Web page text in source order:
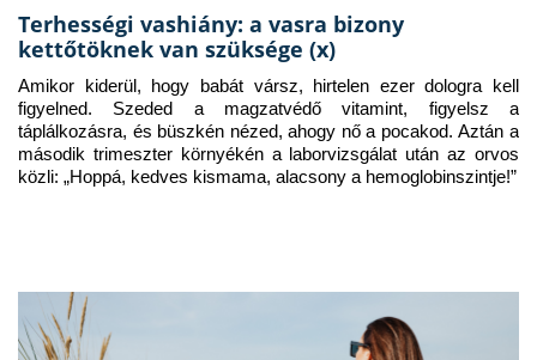
Terhességi vashiány: a vasra bizony
kettőtöknek van szüksége (x)
Amikor kiderül, hogy babát vársz, hirtelen ezer dologra kell
figyelned. Szeded a magzatvédő vitamint, figyelsz a
táplálkozásra, és büszkén nézed, ahogy nő a pocakod. Aztán a
második trimeszter környékén a laborvizsgálat után az orvos
közli: „Hoppá, kedves kismama, alacsony a hemoglobinszintje!”